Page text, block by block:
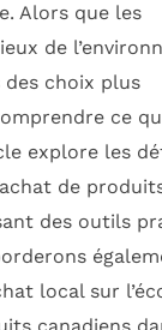
Alors que les
de
des choix plus
ce
explore les
de
des outils
local sur